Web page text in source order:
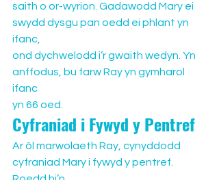
saith o or-wyrion. Gadawodd Mary ei
swydd dysgu pan oedd ei phlant yn
ifanc,
ond dychwelodd i’r gwaith wedyn. Yn
anffodus, bu farw Ray yn gymharol
ifanc
yn 66 oed.
Cyfraniad i Fywyd y Pentref
Ar ôl marwolaeth Ray, cynyddodd
cyfraniad Mary i fywyd y pentref.